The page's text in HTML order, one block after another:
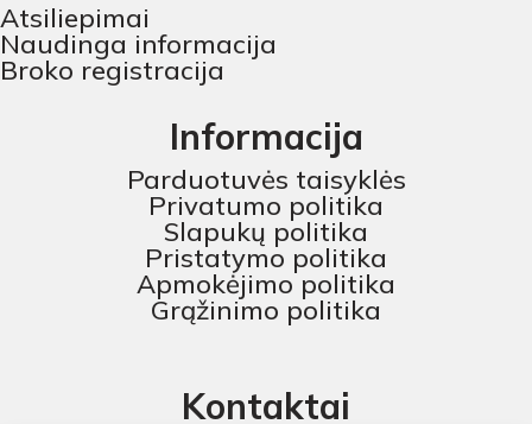
Atsiliepimai
Naudinga informacija
Broko registracija
Informacija
Parduotuvės taisyklės
Privatumo politika
Slapukų politika
Pristatymo politika
Apmokėjimo politika
Grąžinimo politika
Kontaktai